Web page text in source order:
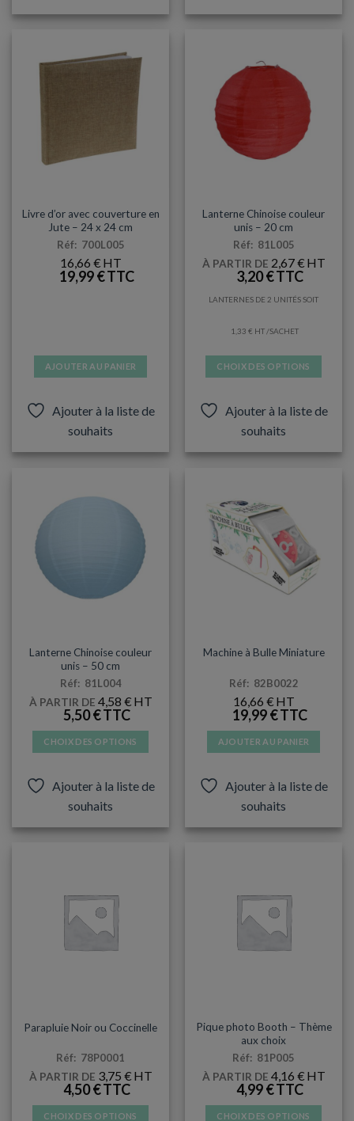
variations.
peuvent
Livre d’or avec couverture en
Jute – 24 x 24 cm
Réf: 700L005
16,66 €
19,99€
AJOUTER AU PANIER
Ajouter à la liste de
souhaits
Lanterne Chinoise couleur
unis – 20 cm
Réf: 81L005
À PARTIR DE 2,67€
3,20€
LANTERNES DE 2 UNITÉS SOIT
1,33 € /SACHET
CHOIX DES OPTIONS
a
plusieurs
variations.
peuvent
être
choisies
sur
page
Ajouter à la liste de
souhaits
Lanterne Chinoise couleur
unis – 50 cm
Réf: 81L004
À PARTIR DE 4,58 €
5,50€
CHOIX DES OPTIONS
a
plusieurs
variations.
être
choisies
sur
Ajouter à la liste de
souhaits
Machine à Bulle Miniature
Réf: 82B0022
16,66 €
19,99€
AJOUTER AU PANIER
Ajouter à la liste de
souhaits
Parapluie Noir ou Coccinelle
Réf: 78P0001
À PARTIR DE 3,75 €
4,50€
CHOIX DES OPTIONS
Pique photo Booth – Thème
aux choix
Réf: 81P005
À PARTIR DE 4,16 €
4,99€
CHOIX DES OPTIONS